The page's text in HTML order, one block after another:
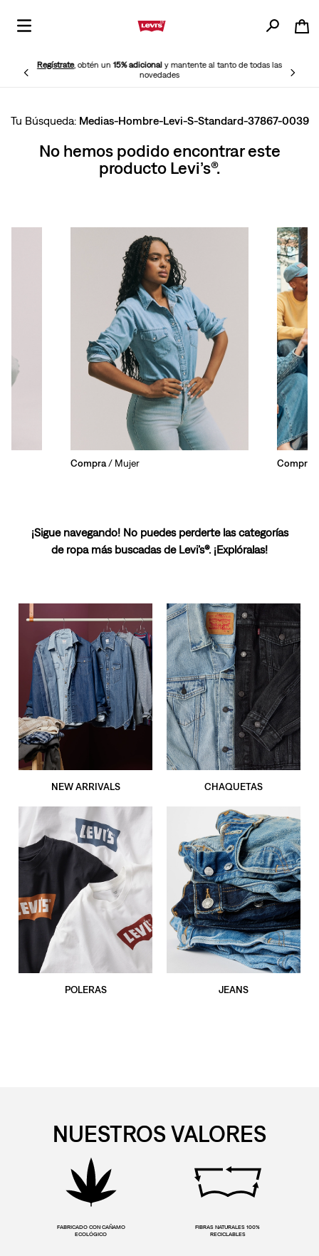
Regístrate, obtén un15% adicionaly mantente al tanto de todas las
novedades
Medias-Hombre-Levi-S-Standard-37867-0039
No hemos podido encontrar este
producto Levi’s®.
Compra/ Mujer Compra
¡Sigue navegando! No puedes perderte las categorías
de ropa más buscadas de Levi’s®. ¡Explóralas!
NEW ARRIVALS CHAQUETAS
POLERAS JEANS
NUESTROS VALORES
FABRICADO CON CAÑAMO
ECOLÓGICO
FIBRAS NATURALES 100%
RECICLABLES